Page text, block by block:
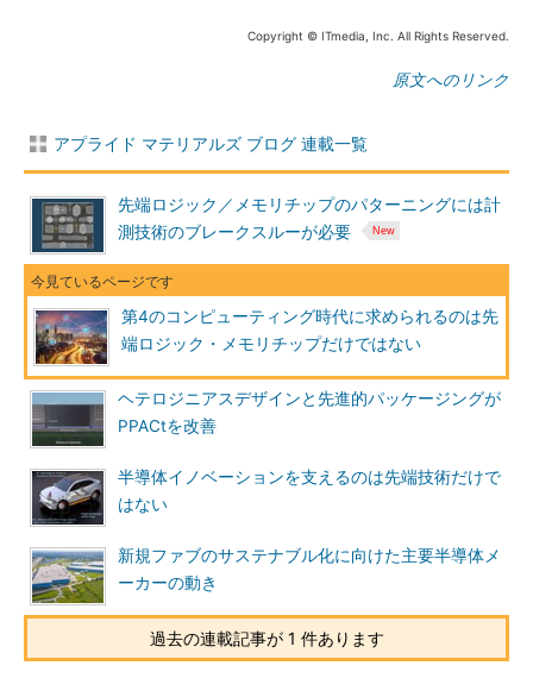
Copyright © ITmedia, Inc. All Rights Reserved.
原文へのリンク
アプライド マテリアルズ ブログ 連載一覧
先端ロジック／メモリチップのパターニングには計
測技術のブレークスルーが必要
第4のコンピューティング時代に求められるのは先
端ロジック・メモリチップだけではない
ヘテロジニアスデザインと先進的パッケージングが
PPACtを改善
半導体イノベーションを支えるのは先端技術だけで
はない
新規ファブのサステナブル化に向けた主要半導体メ
ーカーの動き
過去の連載記事が 1 件あります